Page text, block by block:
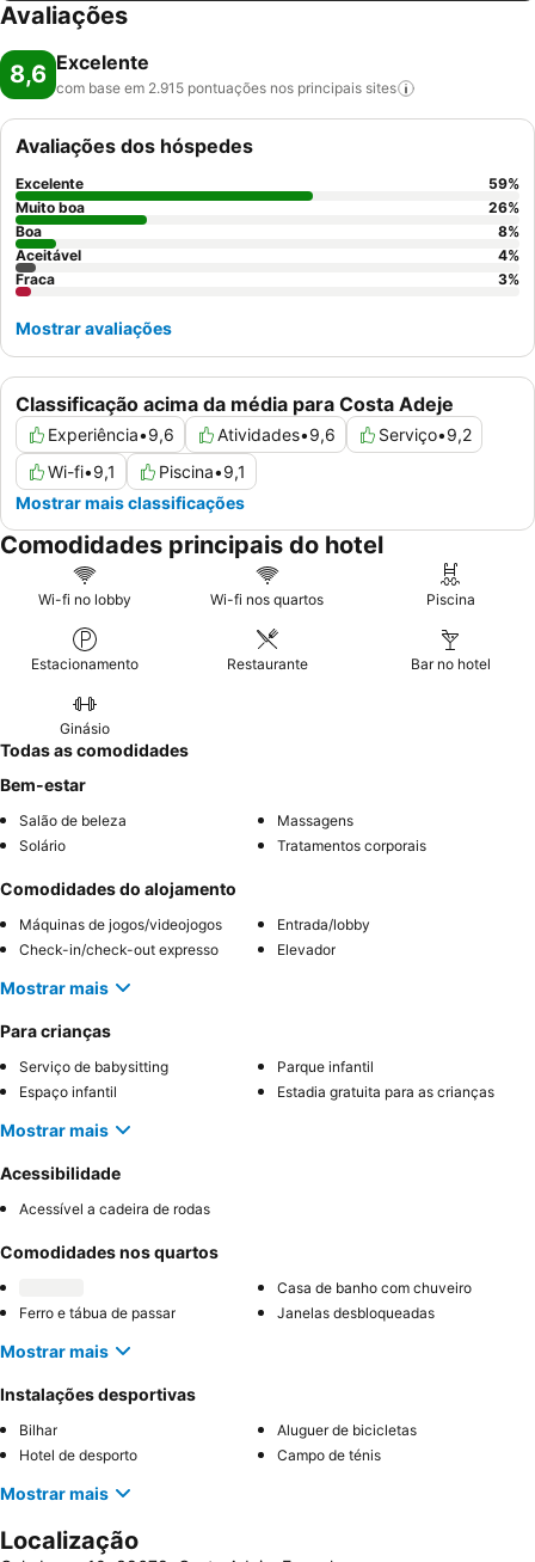
Avaliações
8,6 Excelente
com base em 2.915 pontuações nos principais sites
Classificação acima da média para Costa Adeje
Experiência•9,6 Atividades•9,6 Serviço•9,2
Wi-fi•9,1 Piscina•9,1
Mostrar mais classificações
Avaliações dos hóspedes
Excelente 59%
Muito boa
26%
Boa
8%
Aceitável
4%
Fraca
3%
Mostrar avaliações
Comodidades principais do hotel
Wi-fi no lobby Wi-fi nos quartos Piscina
Estacionamento Restaurante Bar no hotel
Ginásio
Todas as comodidades
Bem-estar
Salão de beleza
Massagens
Solário
Tratamentos corporais
Comodidades do alojamento
Máquinas de jogos/videojogos
Entrada/lobby
Check-in/check-out expresso
Elevador
Mostrar mais
Para crianças
Serviço de babysitting
Parque infantil
Espaço infantil
Estadia gratuita para as crianças
Mostrar mais
Acessibilidade
Acessível a cadeira de rodas
Comodidades nos quartos
Casa de banho com chuveiro
Ferro e tábua de passar
Janelas desbloqueadas
Mostrar mais
Instalações desportivas
Bilhar
Aluguer de bicicletas
Hotel de desporto
Campo de ténis
Mostrar mais
Localização